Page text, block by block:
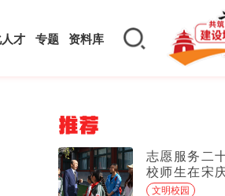
才 专题 资料库
推荐
志愿服务二
校师生在宋
一堂思政课
文明校园